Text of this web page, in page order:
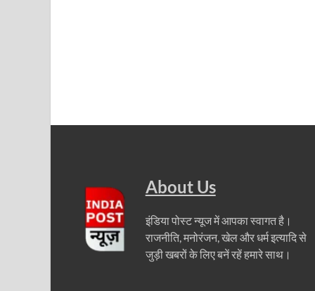
About Us
इंडिया पोस्ट न्यूज में आपका स्वागत है।
राजनीति, मनोरंजन, खेल और धर्म इत्यादि से
जुड़ी खबरों के लिए बनें रहें हमारे साथ।